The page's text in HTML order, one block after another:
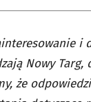
i
Nowy Targ,
że